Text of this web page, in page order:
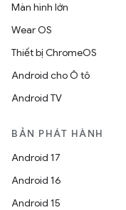
Màn hình lớn
Wear OS
Thiết bị ChromeOS
Android cho Ô tô
Android TV
BẢN PHÁT HÀNH
Android 17
Android 16
Android 15